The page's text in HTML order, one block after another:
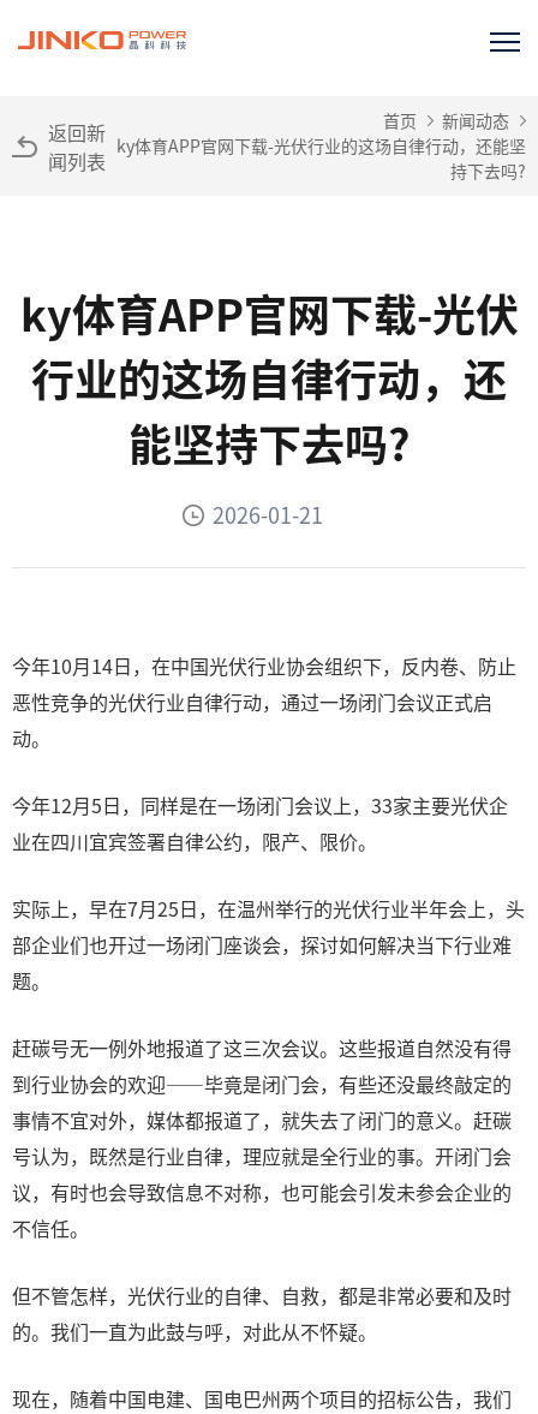
返回新
闻列表
首页
新闻动态
ky体育APP官网下载-光伏行业的这场自律行动，还能坚
持下去吗?
ky体育APP官网下载-光伏
行业的这场自律行动，还
能坚持下去吗?
2026-01-21
今年10月14日，在中国光伏行业协会组织下，反内卷、防止
恶性竞争的光伏行业自律行动，通过一场闭门会议正式启
动。
今年12月5日，同样是在一场闭门会议上，33家主要光伏企
业在四川宜宾签署自律公约，限产、限价。
实际上，早在7月25日，在温州举行的光伏行业半年会上，头
部企业们也开过一场闭门座谈会，探讨如何解决当下行业难
题。
赶碳号无一例外地报道了这三次会议。这些报道自然没有得
到行业协会的欢迎——毕竟是闭门会，有些还没最终敲定的
事情不宜对外，媒体都报道了，就失去了闭门的意义。赶碳
号认为，既然是行业自律，理应就是全行业的事。开闭门会
议，有时也会导致信息不对称，也可能会引发未参会企业的
不信任。
但不管怎样，光伏行业的自律、自救，都是非常必要和及时
的。我们一直为此鼓与呼，对此从不怀疑。
现在，随着中国电建、国电巴州两个项目的招标公告，我们